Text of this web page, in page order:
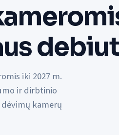
iki 2027 m.
ir dirbtinio
kamerų